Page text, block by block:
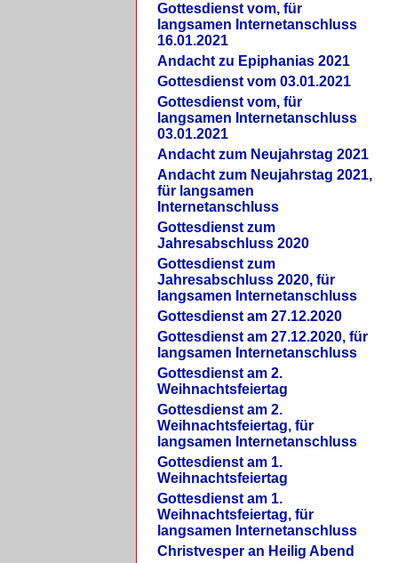
Gottesdienst vom, für
langsamen Internetanschluss
16.01.2021
Andacht zu Epiphanias 2021
Gottesdienst vom 03.01.2021
Gottesdienst vom, für
langsamen Internetanschluss
03.01.2021
Andacht zum Neujahrstag 2021
Andacht zum Neujahrstag 2021,
für langsamen
Internetanschluss
Gottesdienst zum
Jahresabschluss 2020
Gottesdienst zum
Jahresabschluss 2020, für
langsamen Internetanschluss
Gottesdienst am 27.12.2020
Gottesdienst am 27.12.2020, für
langsamen Internetanschluss
Gottesdienst am 2.
Weihnachtsfeiertag
Gottesdienst am 2.
Weihnachtsfeiertag, für
langsamen Internetanschluss
Gottesdienst am 1.
Weihnachtsfeiertag
Gottesdienst am 1.
Weihnachtsfeiertag, für
langsamen Internetanschluss
Christvesper an Heilig Abend